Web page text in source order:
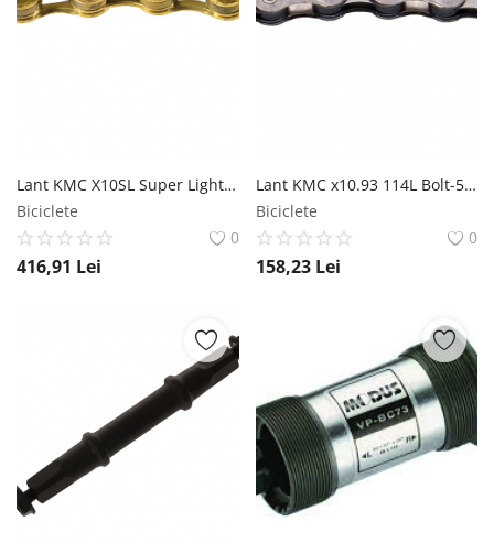
Lant KMC X10SL Super Light 114L Bolt-5.88mm 10V Auriu KMC
Biciclete
0
416,91 Lei
Lant KMC x10.93 114L Bolt-5.88mm 10V Gri KMC
Biciclete
0
158,23 Lei